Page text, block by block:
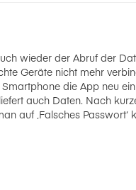
wieder der Abruf der
Geräte nicht mehr
die App neu
auch Daten. Nach
auf ‚Falsches